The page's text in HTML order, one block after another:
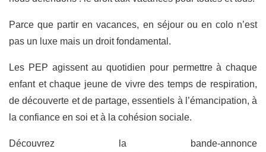
Parce que partir en vacances, en séjour ou en colo n’est
pas un luxe mais un droit fondamental.
Les PEP agissent au quotidien pour permettre à chaque
enfant et chaque jeune de vivre des temps de respiration,
de découverte et de partage, essentiels à l’émancipation, à
la confiance en soi et à la cohésion sociale.
Découvrez la bande-annonce